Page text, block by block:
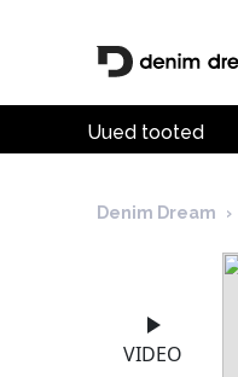
Uued tooted
Denim Dream ›
VIDEO